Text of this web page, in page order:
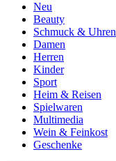
Neu
Beauty
Schmuck & Uhren
Damen
Herren
Kinder
Sport
Heim & Reisen
Spielwaren
Multimedia
Wein & Feinkost
Geschenke